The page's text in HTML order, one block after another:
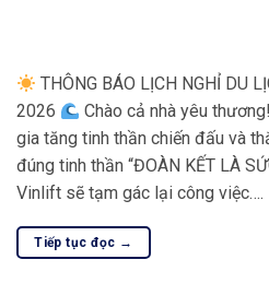
THÔNG BÁO LỊCH NGHỈ DU
2026
Chào cả nhà yêu
gia tăng tinh thần chiến đấu và
đúng tinh thần “ĐOÀN KẾT LÀ
Vinlift sẽ tạm gác lại công việc….
Tiếp tục đọc →